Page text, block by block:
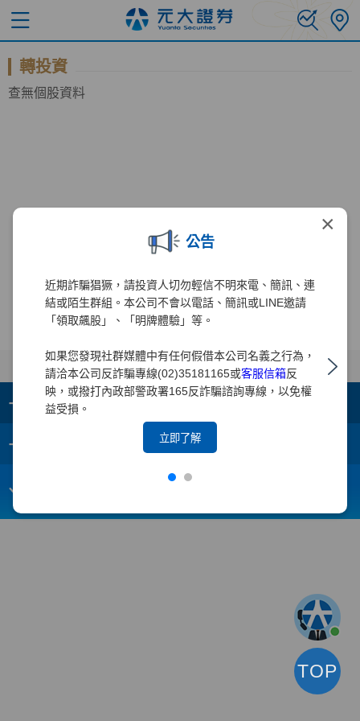
×
公告
近期詐騙猖獗，請投資人切勿輕信不明來電、簡訊、連
結或陌生群組。本公司不會以電話、簡訊或LINE邀請
「領取飆股」、「明牌體驗」等。
如果您發現社群媒體中有任何假借本公司名義之行為，
請洽本公司反詐騙專線(02)35181165或客服信箱反
映，或撥打內政部警政署165反詐騙諮詢專線，以免權
益受損。
立即了解
轉投資
查無個股資料
+ 集團成員
+
webmaster@yuanta.com
TOP